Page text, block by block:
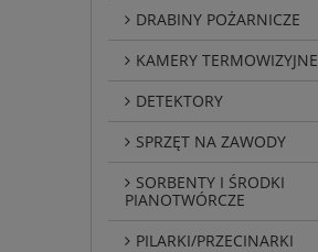
DRABINY POŻARNICZE
KAMERY TERMOWIZYJNE
DETEKTORY
SPRZĘT NA ZAWODY
SORBENTY I ŚRODKI
PIANOTWÓRCZE
PILARKI/PRZECINARKI